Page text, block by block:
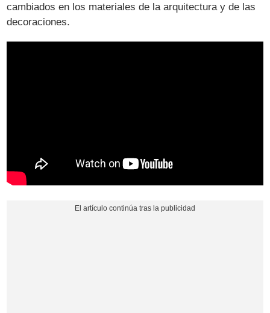
cambiados en los materiales de la arquitectura y de las
decoraciones.